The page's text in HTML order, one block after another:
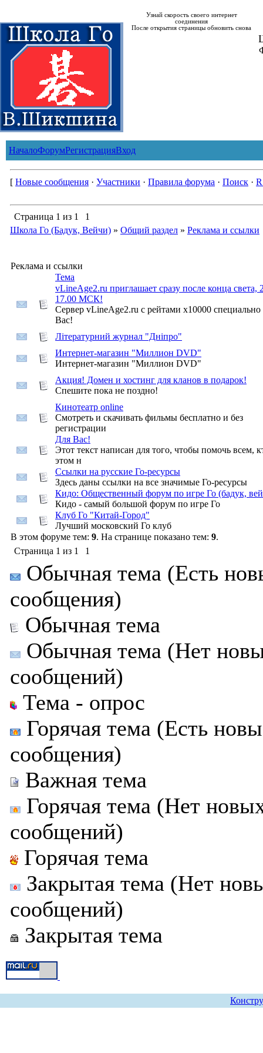
Узнай скорость своего интернет
соединения
После открытия страницы обновить снова
НачалоФорумРегистрацияВход
[ Новые сообщения · Участники · Правила форума · Поиск ·
Страница 1 из 1
1
Школа Го (Бадук, Вейчи) » Общий раздел » Реклама и ссылки
Реклама и ссылки
Тема
vLineAge2.ru приглашает сразу после конца света,
17.00 МСК!
Сервер vLineAge2.ru с рейтами х10000 специально
Вас!
Літературний журнал "Дніпро"
Интернет-магазин "Миллион DVD"
Интернет-магазин "Миллион DVD"
Акция! Домен и хостинг для кланов в подарок!
Спешите пока не поздно!
Кинотеатр online
Смотреть и скачивать фильмы бесплатно и без
регистрации
Для Вас!
Этот текст написан для того, чтобы помочь всем,
этом н
Ccылки на русские Го-ресурсы
Здесь даны ссылки на все значимые Го-ресурсы
Кидо: Общественный форум по игре Го (бадук,
Кидо - самый большой форум по игре Го
Клуб Го "Китай-Город"
Лучший московский Го клуб
В этом форуме тем: 9. На странице показано тем: 9.
Страница 1 из 1 1
Обычная тема (Есть
сообщения)
Обычная тема
Обычная тема (Нет
сообщений)
Тема - опрос
Горячая тема (Есть
сообщения)
Важная тема
Горячая тема (Нет
сообщений)
Горячая тема
Закрытая тема (Нет
сообщений)
Закрытая тема